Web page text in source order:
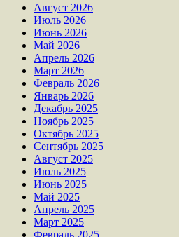
Август 2026
Июль 2026
Июнь 2026
Май 2026
Апрель 2026
Март 2026
Февраль 2026
Январь 2026
Декабрь 2025
Ноябрь 2025
Октябрь 2025
Сентябрь 2025
Август 2025
Июль 2025
Июнь 2025
Май 2025
Апрель 2025
Март 2025
Февраль 2025